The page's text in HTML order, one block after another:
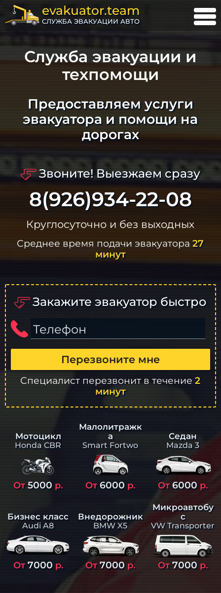
evakuator.team
СЛУЖБА ЭВАКУАЦИИ АВТО
Служба эвакуации и
техпомощи
Предоставляем услуги
эвакуатора и помощи на
дорогах
Звоните! Выезжаем сразу
8(926)934-22-08
Круглосуточно и без выходных
Среднее время подачи эвакуатора27
минут
Закажите эвакуатор быстро
Телефон
Перезвоните мне
Специалист перезвонит в течение2
минут
Мотоцикл
Honda CBR
От5000 р.
Малолитражк
а
Smart Fortwo
От6000 р.
Седан
Mazda 3
От6000р.
Бизнес класс
Audi A8
От7000р.
Внедорожник
BMW X5
От7000р.
Микроавтобу
с
VW Transporter
От7000р.